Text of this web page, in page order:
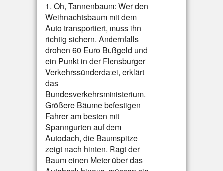
1. Oh, Tannenbaum: Wer den
Weihnachtsbaum mit dem
Auto transportiert, muss ihn
richtig sichern. Andernfalls
drohen 60 Euro Bußgeld und
ein Punkt in der Flensburger
Verkehrssünderdatei, erklärt
das
Bundesverkehrsministerium.
Größere Bäume befestigen
Fahrer am besten mit
Spanngurten auf dem
Autodach, die Baumspitze
zeigt nach hinten. Ragt der
Baum einen Meter über das